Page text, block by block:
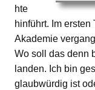
hte
hinführt. Im
Akademie
Wo soll das denn
landen. Ich bin
glaubwürdig ist